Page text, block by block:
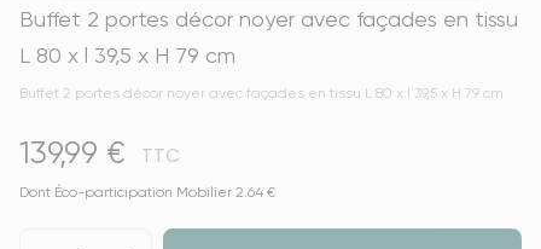
Buffet 2 portes décor noyer avec façades en tissu
L 80 x l 39,5 x H 79 cm
Buffet 2 portes décor noyer avec façades en tissu L 80 x l 39,5 x H 79 cm
139,99 € TTC
Dont Éco-participation Mobilier 2.64 €